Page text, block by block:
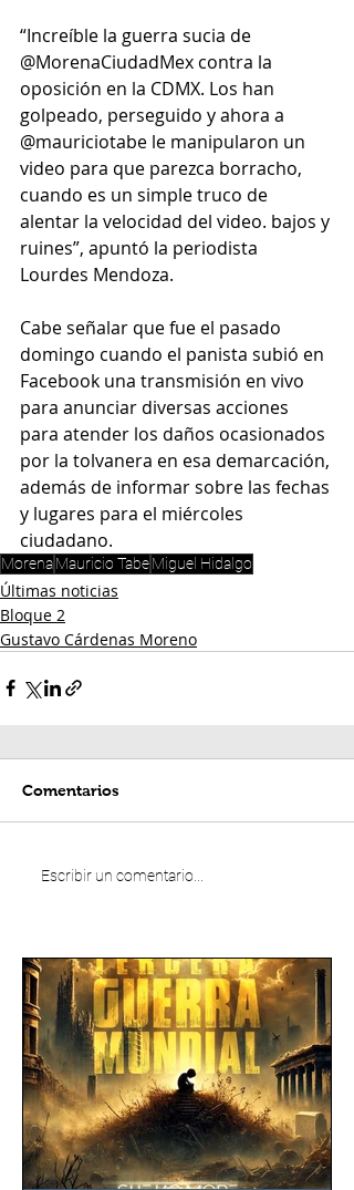
“Increíble la guerra sucia de
@MorenaCiudadMex contra la
oposición en la CDMX. Los han
golpeado, perseguido y ahora a
@mauriciotabe le manipularon un
video para que parezca borracho,
cuando es un simple truco de
alentar la velocidad del video. bajos y
ruines”, apuntó la periodista
Lourdes Mendoza.
Cabe señalar que fue el pasado
domingo cuando el panista subió en
Facebook una transmisión en vivo
para anunciar diversas acciones
para atender los daños ocasionados
por la tolvanera en esa demarcación,
además de informar sobre las fechas
y lugares para el miércoles
ciudadano.
MorenaMauricio TabeMiguel Hidalgo
Últimas noticias
Bloque 2
Gustavo Cárdenas Moreno
Comentarios
Escribir un comentario...